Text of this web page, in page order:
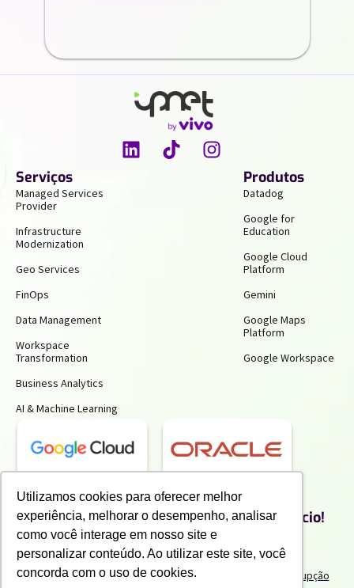
Utilizamos cookies para oferecer melhor
experiência, melhorar o desempenho, analisar
como você interage em nosso site e
personalizar conteúdo. Ao utilizar este site, você
concorda com o uso de cookies.
Serviços
Managed Services
Provider
Infrastructure
Modernization
Geo Services
FinOps
Data Management
Workspace
Transformation
Business Analytics
AI & Machine Learning
Produtos
Datadog
Google for
Education
Google Cloud
Platform
Gemini
Google Maps
Platform
Google Workspace
Receba insights gratuitos e gere mais
produtividade e economia para o seu negócio!
Inscreva-se para receber nossos conteúdos exclusivos.
Termos de uso e Politicas de Privacidade Politicas Anticorrupção